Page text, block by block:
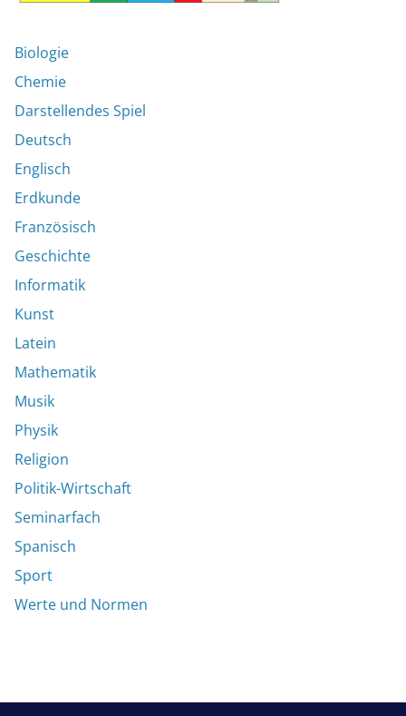
Biologie
Chemie
Darstellendes Spiel
Deutsch
Englisch
Erdkunde
Französisch
Geschichte
Informatik
Kunst
Latein
Mathematik
Musik
Physik
Religion
Politik-Wirtschaft
Seminarfach
Spanisch
Sport
Werte und Normen